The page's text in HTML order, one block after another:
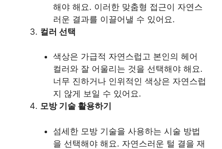
해야 해요. 이러한 맞춤형 접근이 자연스
러운 결과를 이끌어낼 수 있어요.
컬러 선택
색상은 가급적 자연스럽고 본인의 헤어
컬러와 잘 어울리는 것을 선택해야 해요.
너무 진하거나 인위적인 색상은 자연스럽
지 않게 보일 수 있어요.
모방 기술 활용하기
섬세한 모방 기술을 사용하는 시술 방법
을 선택해야 해요. 자연스러운 털 결을 재